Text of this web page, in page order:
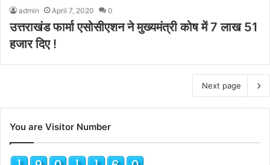
admin April 7, 2020 0
उत्तराखंड फार्मा एसोसीएशन ने मुख्यमंत्री कोष में 7 लाख 51
हजार दिए !
Next page
You are Visitor Number